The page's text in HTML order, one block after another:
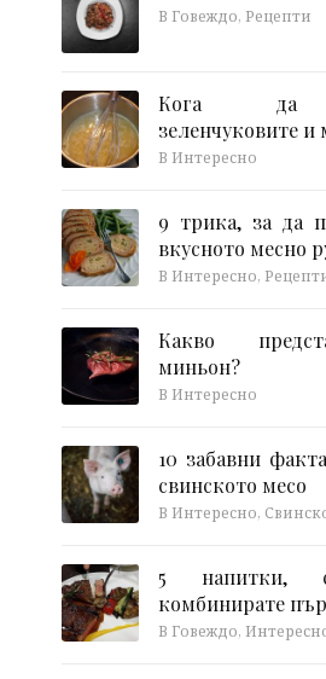
В Говеждо, Рецепти
Кога да
зеленчуковите и
В Интересно
9 трика, за да
вкусното месно
В Интересно,
Какво
миньон?
В Интересно
10 забавни
свинското месо
В Интересно,
5 напитки,
комбинирате
В Говеждо,